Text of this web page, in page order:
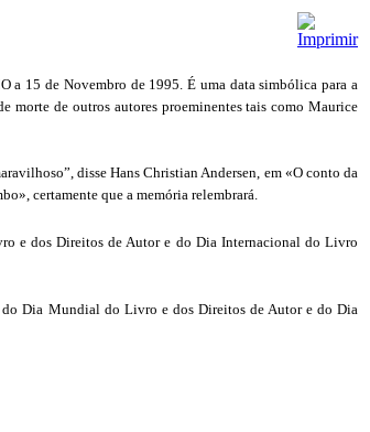
a 15 de Novembro de 1995. É uma data simbólica para a
morte de outros autores proeminentes tais como Maurice
disse Hans Christian Andersen, em «O conto da
certamente que a memória relembrará.
e dos Direitos de Autor e do Dia Internacional do Livro
do Dia Mundial do Livro e dos Direitos de Autor e do Dia